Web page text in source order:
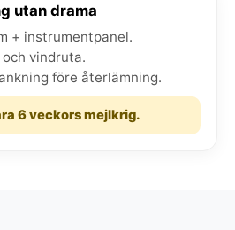
utan drama
+ instrumentpanel.
vindruta.
före återlämning.
6 veckors mejlkrig.